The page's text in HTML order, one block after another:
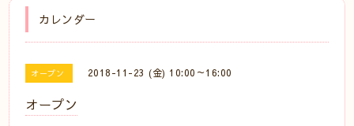
カレンダー
オープン 2018-11-23 (金) 10:00～16:00
オープン